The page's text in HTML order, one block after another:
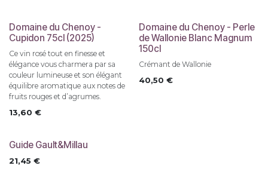
Domaine du Chenoy -
Cupidon 75cl (2025)
Ce vin rosé tout en finesse et
élégance vous charmera par sa
couleur lumineuse et son élégant
équilibre aromatique aux notes de
fruits rouges et d’agrumes.
13,60 €
Domaine du Chenoy - Perle
de Wallonie Blanc Magnum
150cl
Crémant de Wallonie
40,50 €
Guide Gault&Millau
21,45 €